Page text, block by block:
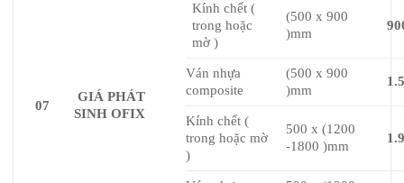
07
GIÁ PHÁT
SINH OFIX
Kính chết (
trong hoặc
mờ )
(500 x 900
)mm
Ván nhựa
composite
(500 x 900
)mm
Kính chết (
trong hoặc mờ
)
500 x (1200
-1800 )mm